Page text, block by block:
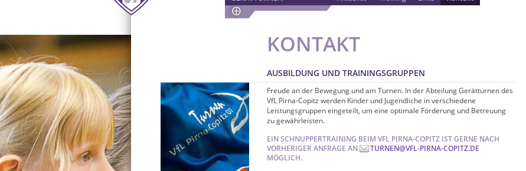
KONTAKT
AUSBILDUNG UND TRAININGSGRUPPEN
Freude an der Bewegung und am Turnen. In der Abteilung Gerätturnen des
VfL Pirna-Copitz werden Kinder und Jugendliche in verschiedene
Leistungsgruppen eingeteilt, um eine optimale Förderung und Betreuung
zu gewährleisten.
EIN SCHNUPPERTRAINING BEIM VFL PIRNA-COPITZ IST GERNE NACH
VORHERIGER ANFRAGE AN
TURNEN@VFL-PIRNA-COPITZ.DE
MÖGLICH.